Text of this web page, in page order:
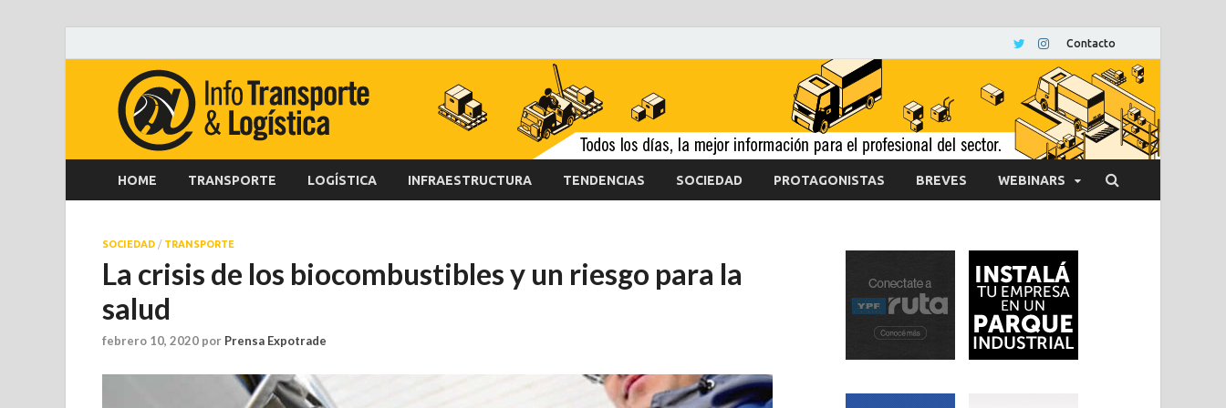
Contacto
HOME TRANSPORTE LOGÍSTICA INFRAESTRUCTURA TENDENCIAS SOCIEDAD PROTAGONISTAS BREVES WEBINARS
SOCIEDAD / TRANSPORTE
La crisis de los biocombustibles y un riesgo para la
salud
febrero 10, 2020 por Prensa Expotrade